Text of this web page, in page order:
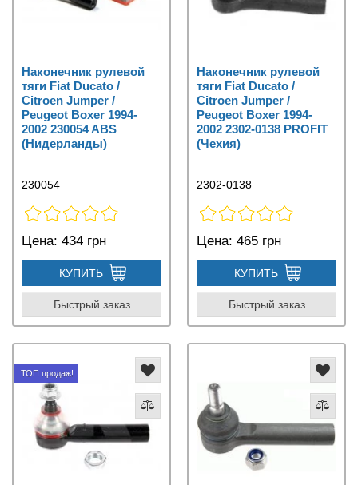
Наконечник рулевой
тяги Fiat Ducato /
Citroen Jumper /
Peugeot Boxer 1994-
2002 230054 ABS
(Нидерланды)
230054
Цена: 434 грн
КУПИТЬ
Быстрый заказ
Наконечник рулевой
тяги Fiat Ducato /
Citroen Jumper /
Peugeot Boxer 1994-
2002 2302-0138 PROFIT
(Чехия)
2302-0138
Цена: 465 грн
КУПИТЬ
Быстрый заказ
ТОП продаж!